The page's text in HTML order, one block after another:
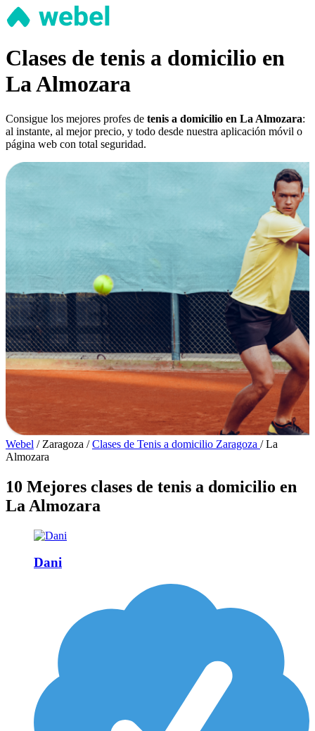
Clases de tenis a domicilio en
La Almozara
Consigue los mejores profes de tenis a domicilio en La Almozara:
al instante, al mejor precio, y todo desde nuestra aplicación móvil o
página web con total seguridad.
Webel / Zaragoza / Clases de Tenis a domicilio Zaragoza / La
Almozara
10 Mejores clases de tenis a domicilio en
La Almozara
Dani